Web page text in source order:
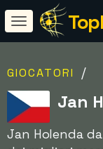
GIOCATORI /
Jan
Jan Holenda